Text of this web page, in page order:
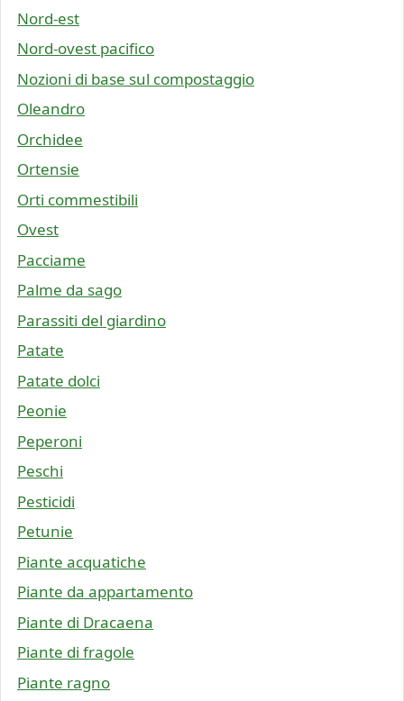
Nord-est
Nord-ovest pacifico
Nozioni di base sul compostaggio
Oleandro
Orchidee
Ortensie
Orti commestibili
Ovest
Pacciame
Palme da sago
Parassiti del giardino
Patate
Patate dolci
Peonie
Peperoni
Peschi
Pesticidi
Petunie
Piante acquatiche
Piante da appartamento
Piante di Dracaena
Piante di fragole
Piante ragno